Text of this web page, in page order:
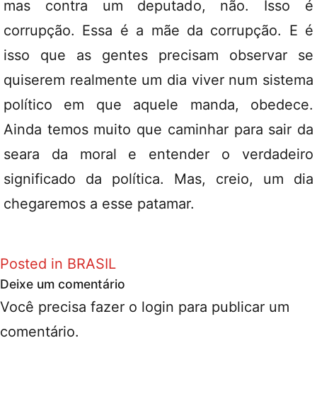
mas contra um deputado, não. Isso é
corrupção. Essa é a mãe da corrupção. E é
isso que as gentes precisam observar se
quiserem realmente um dia viver num sistema
político em que aquele manda, obedece.
Ainda temos muito que caminhar para sair da
seara da moral e entender o verdadeiro
significado da política. Mas, creio, um dia
chegaremos a esse patamar.
Posted in BRASIL
Deixe um comentário
Você precisa fazer o login para publicar um
comentário.